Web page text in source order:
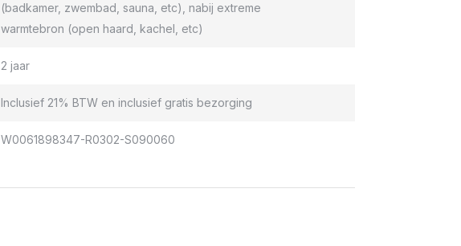
(badkamer, zwembad, sauna, etc), nabij extreme
warmtebron (open haard, kachel, etc)
2 jaar
Inclusief 21% BTW en inclusief gratis bezorging
W0061898347-R0302-S090060